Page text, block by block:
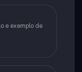
e exemplo de